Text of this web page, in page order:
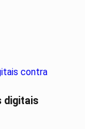
digitais